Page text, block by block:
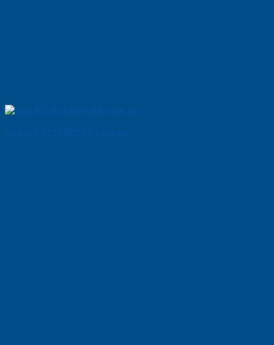
Cửa Gỗ Tự Nhiên 5A Cam xe